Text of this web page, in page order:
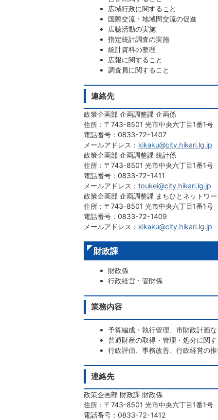
広域行政に関すること
国際交流・地域間交流の促進
広聴活動の実施
指定統計調査の実施
統計資料の整理
広報に関すること
調査員に関すること
連絡先
政策企画部 企画調整課 企画係
住所：〒743-8501 光市中央六丁目1番1号
電話番号：0833-72-1407
メールアドレス： kikaku@city.hikari.lg.jp
政策企画部 企画調整課 統計係
住所：〒743-8501 光市中央六丁目1番1号
電話番号：0833-72-1411
メールアドレス： toukei@city.hikari.lg.jp
政策企画部 企画調整課 まちひとネットワ
住所：〒743-8501 光市中央六丁目1番1号
電話番号：0833-72-1409
メールアドレス： kikaku@city.hikari.lg.jp
財政課
財政係
行政経営・管財係
業務内容
予算編成・執行管理、市財政計画
普通財産の取得・管理・処分に関
行政評価、事務改善、行政経営の
連絡先
政策企画部 財政課 財政係
住所：〒743-8501 光市中央六丁目1番1号
電話番号：0833-72-1412